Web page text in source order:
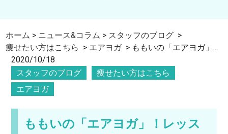
ホーム > ニュース&コラム > スタッフのブログ >
痩せたい方はこちら > エアヨガ > ももいの「エアヨガ」...
2020/10/18
スタッフのブログ
痩せたい方はこちら
エアヨガ
ももいの「エアヨガ」！レッス